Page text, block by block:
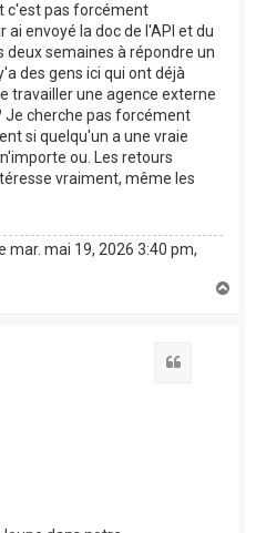
c'est pas forcément
envoyé la doc de l'API et du
deux semaines à répondre un
des gens ici qui ont déjà
travailler une agence externe
Je cherche pas forcément
si quelqu'un a une vraie
ou. Les retours
vraiment, même les
mar. mai 19, 2026 3:40 pm,